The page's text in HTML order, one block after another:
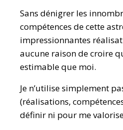
Sans dénigrer les
compétences de cette
impressionnantes
aucune raison de croire
estimable que moi.
Je n’utilise simplement
(réalisations,
définir ni pour me